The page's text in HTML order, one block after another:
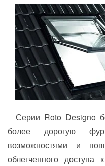
Серии Roto Designo
более дорогую
возможностями и
облегченного доступа